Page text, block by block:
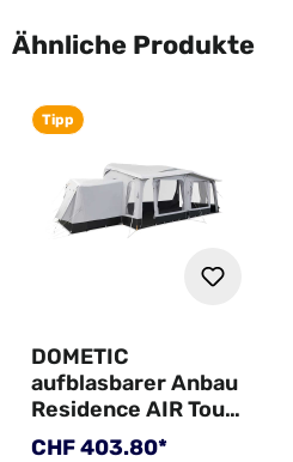
Ähnliche Produkte
Tipp
DOMETIC
aufblasbarer Anbau
Residence AIR Tour
Tall Annexe
Regulärer Preis:
CHF 403.80*